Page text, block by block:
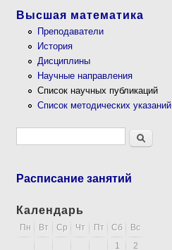
Высшая математика
Преподаватели
История
Дисциплины
Научные направления
Список научных публикаций
Список методических указаний
Форма поискаПоиск
Расписание занятий
Календарь
Пн Вт Ср Чт Пт Сб
Вс
1
2